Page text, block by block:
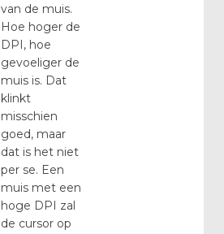
van de muis.
Hoe hoger de
DPI, hoe
gevoeliger de
muis is. Dat
klinkt
misschien
goed, maar
dat is het niet
per se. Een
muis met een
hoge DPI zal
de cursor op